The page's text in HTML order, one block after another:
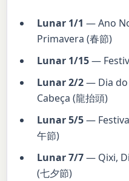
Lunar 1/1 — Ano
Primavera (春節)
Lunar 1/15—
Lunar 2/2— Dia do
Cabeça (龍抬頭)
Lunar 5/5—
午節)
Lunar 7/7— Qixi,
(七夕節)